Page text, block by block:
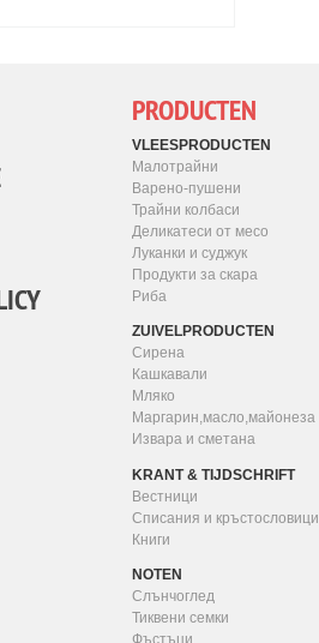
PRODUCTEN
VLEESPRODUCTEN
Малотрайни
Варено-пушени
Трайни колбаси
Деликатеси от месо
Луканки и суджук
Продукти за скара
Риба
ZUIVELPRODUCTEN
Сирена
Кашкавали
Мляко
Маргарин,масло,майонеза
Извара и сметана
KRANT & TIJDSCHRIFT
Вестници
Списания и кръстословици
Книги
NOTEN
Слънчоглед
Тиквени семки
Фъстъци